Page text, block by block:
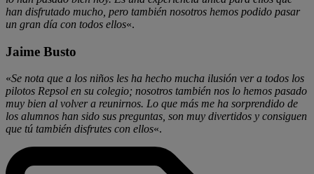
han disfrutado mucho, pero también nosotros hemos podido pasar
un gran día con todos ellos«.
Jaime Busto
«Se nota que a los niños les ha hecho mucha ilusión ver a todos los
pilotos Repsol en su colegio; nosotros también nos lo hemos pasado
muy bien al volver a reunirnos. Lo que más me ha sorprendido de
los alumnos han sido sus preguntas, son muy divertidos y consiguen
que tú también disfrutes con ellos«.